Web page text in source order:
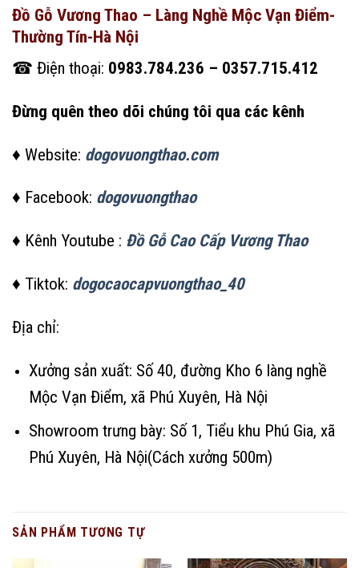
Đồ Gỗ Vương Thao – Làng Nghề Mộc Vạn Điểm-
Thường Tín-Hà Nội
☎ Điện thoại: 0983.784.236 – 0357.715.412
Đừng quên theo dõi chúng tôi qua các kênh
♦ Website: dogovuongthao.com
♦ Facebook: dogovuongthao
♦ Kênh Youtube : Đồ Gỗ Cao Cấp Vương Thao
♦ Tiktok: dogocaocapvuongthao_40
Địa chỉ:
Xưởng sản xuất: Số 40, đường Kho 6 làng nghề
Mộc Vạn Điểm, xã Phú Xuyên, Hà Nội
Showroom trưng bày: Số 1, Tiểu khu Phú Gia, xã
Phú Xuyên, Hà Nội(Cách xưởng 500m)
SẢN PHẨM TƯƠNG TỰ